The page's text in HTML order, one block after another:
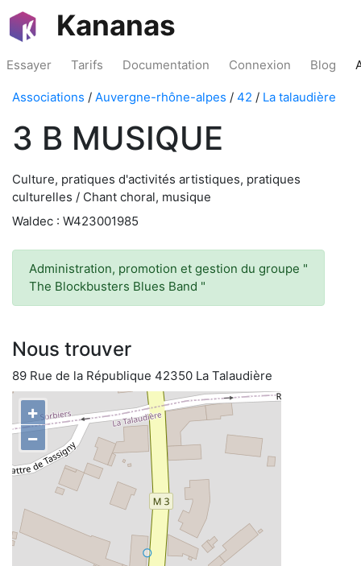
Kananas
Essayer Tarifs Documentation Connexion Blog
Associations / Auvergne-rhône-alpes / 42 / La talaudière
3 B MUSIQUE
Culture, pratiques d'activités artistiques, pratiques
culturelles / Chant choral, musique
Waldec : W423001985
Administration, promotion et gestion du groupe "
The Blockbusters Blues Band "
Nous trouver
89 Rue de la République 42350 La Talaudière
+
−